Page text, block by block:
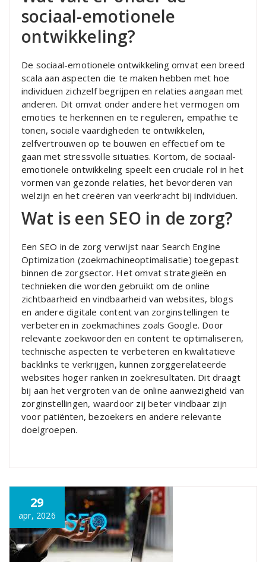
sociaal-emotionele
ontwikkeling?
De sociaal-emotionele ontwikkeling omvat een breed
scala aan aspecten die te maken hebben met hoe
individuen zichzelf begrijpen en relaties aangaan met
anderen. Dit omvat onder andere het vermogen om
emoties te herkennen en te reguleren, empathie te
tonen, sociale vaardigheden te ontwikkelen,
zelfvertrouwen op te bouwen en effectief om te
gaan met stressvolle situaties. Kortom, de sociaal-
emotionele ontwikkeling speelt een cruciale rol in het
vormen van gezonde relaties, het bevorderen van
welzijn en het creëren van veerkracht bij individuen.
Wat is een SEO in de zorg?
Een SEO in de zorg verwijst naar Search Engine
Optimization (zoekmachineoptimalisatie) toegepast
binnen de zorgsector. Het omvat strategieën en
technieken die worden gebruikt om de online
zichtbaarheid en vindbaarheid van websites, blogs
en andere digitale content van zorginstellingen te
verbeteren in zoekmachines zoals Google. Door
relevante zoekwoorden en content te optimaliseren,
technische aspecten te verbeteren en kwalitatieve
backlinks te verkrijgen, kunnen zorggerelateerde
websites hoger ranken in zoekresultaten. Dit draagt
bij aan het vergroten van de online aanwezigheid van
zorginstellingen, waardoor zij beter vindbaar zijn
voor patiënten, bezoekers en andere relevante
doelgroepen.
29
apr, 2026